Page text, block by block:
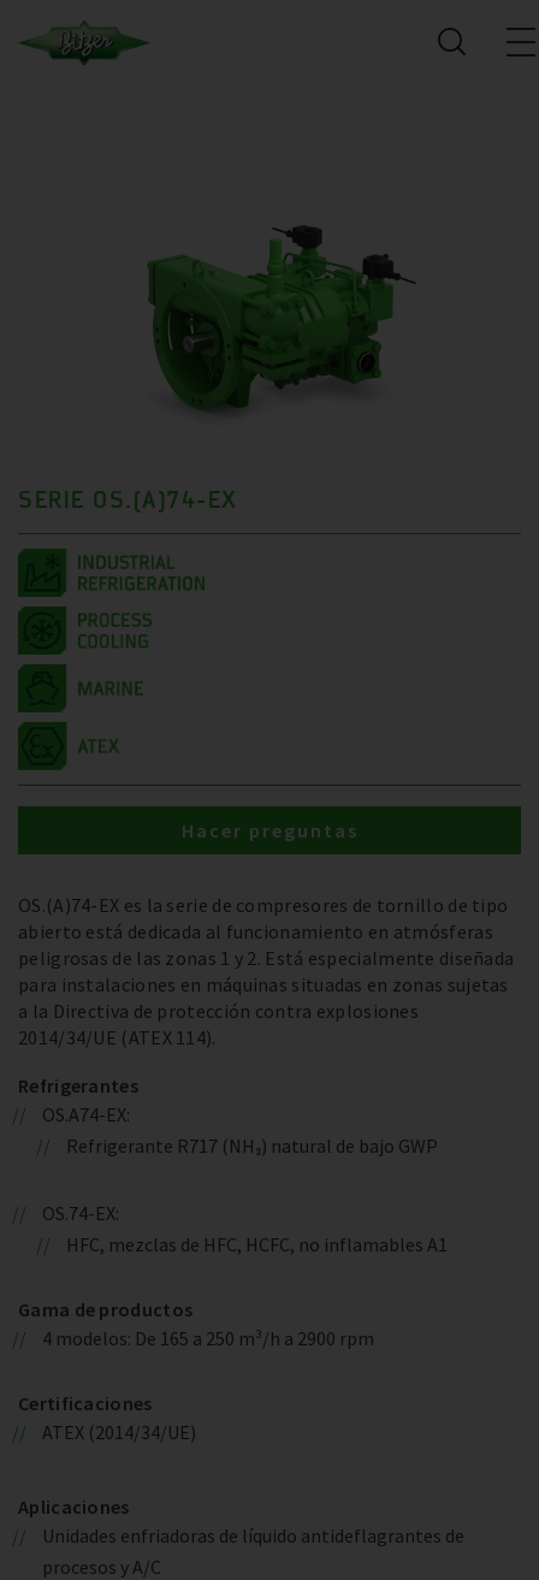
SERIE OS.(A)74-EX
OS.(A)74-EX es la serie de compresores de tornillo de tipo
abierto está dedicada al funcionamiento en atmósferas
peligrosas de las zonas 1 y 2. Está especialmente diseñada
para instalaciones en máquinas situadas en zonas sujetas
a la Directiva de protección contra explosiones
2014/34/UE (ATEX 114).
Refrigerantes
OS.A74-EX:
Refrigerante R717 (NH₃) natural de bajo GWP
OS.74-EX:
HFC, mezclas de HFC, HCFC, no inflamables A1
Gama de productos
4 modelos: De 165 a 250 m³/h a 2900 rpm
Certificaciones
ATEX (2014/34/UE)
Aplicaciones
Unidades enfriadoras de líquido antideflagrantes de
procesos y A/C
Hacer preguntas